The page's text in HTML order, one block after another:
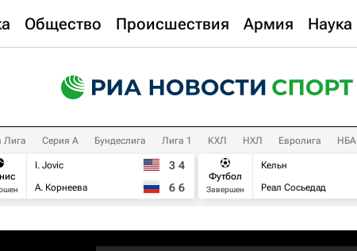
Общество Происшествия Армия Наука
Лига Серия А Бундеслига Лига 1 КХЛ НХЛ Евролига НБА
I. Jovic
А. Корнеева
3 4
6 6
Футбол
Завершен
Кельн
Реал Сосьедад